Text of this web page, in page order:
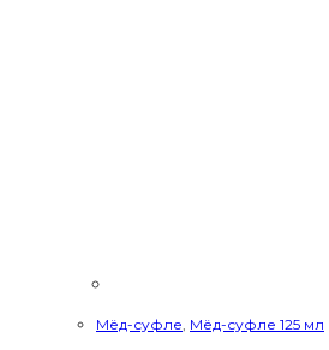
Мёд-суфле Мёд-суфле 125 мл